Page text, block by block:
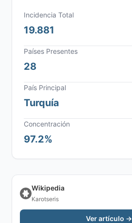
Incidencia Total
19.881
Países Presentes
28
País Principal
Turquía
Concentración
97.2%
Wikipedia
Karotseris
Ver artículo →